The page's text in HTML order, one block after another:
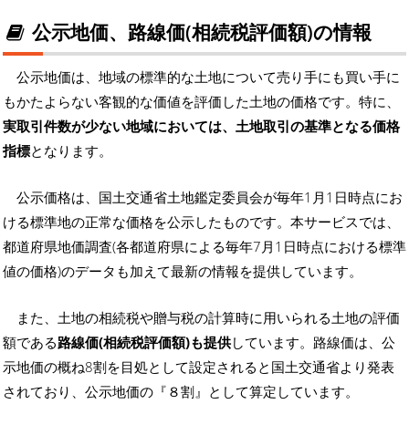
公示地価、路線価(相続税評価額)の情報
公示地価は、地域の標準的な土地について売り手にも買い手に
もかたよらない客観的な価値を評価した土地の価格です。特に、
実取引件数が少ない地域においては、土地取引の基準となる価格
指標となります。
公示価格は、国土交通省土地鑑定委員会が毎年1月1日時点にお
ける標準地の正常な価格を公示したものです。本サービスでは、
都道府県地価調査(各都道府県による毎年7月1日時点における標準
値の価格)のデータも加えて最新の情報を提供しています。
また、土地の相続税や贈与税の計算時に用いられる土地の評価
額である路線価(相続税評価額)も提供しています。路線価は、公
示地価の概ね8割を目処として設定されると国土交通省より発表
されており、公示地価の『８割』として算定しています。